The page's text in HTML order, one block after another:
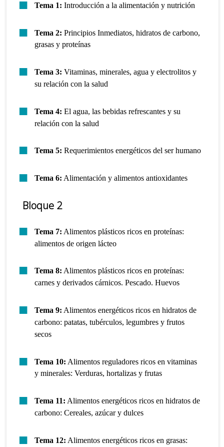
Tema 1: Introducción a la alimentación y nutrición
Tema 2: Principios Inmediatos, hidratos de carbono,
grasas y proteínas
Tema 3: Vitaminas, minerales, agua y electrolitos y
su relación con la salud
Tema 4: El agua, las bebidas refrescantes y su
relación con la salud
Tema 5: Requerimientos energéticos del ser humano
Tema 6: Alimentación y alimentos antioxidantes
Bloque 2
Tema 7: Alimentos plásticos ricos en proteínas:
alimentos de origen lácteo
Tema 8: Alimentos plásticos ricos en proteínas:
carnes y derivados cárnicos. Pescado. Huevos
Tema 9: Alimentos energéticos ricos en hidratos de
carbono: patatas, tubérculos, legumbres y frutos
secos
Tema 10: Alimentos reguladores ricos en vitaminas
y minerales: Verduras, hortalizas y frutas
Tema 11: Alimentos energéticos ricos en hidratos de
carbono: Cereales, azúcar y dulces
Tema 12: Alimentos energéticos ricos en grasas: